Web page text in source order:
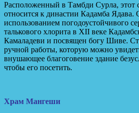
Расположенный в Тамбди Сурла, этот
относится к династии Кадамба Ядава.
использованием погодоустойчивого
талькового хлорита в XII веке
Камаладеви и посвящен богу Шиве.
ручной работы, которую можно
внушающее благоговение здание
чтобы его посетить.
Храм Мангеши